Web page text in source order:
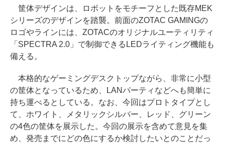
筐体デザインは、ロボットをモチーフとした既存MEK
シリーズのデザインを踏襲。前面のZOTAC GAMINGの
ロゴやラインには、ZOTACのオリジナルユーティリティ
「SPECTRA 2.0」で制御できるLEDライティング機能も
備える。
本格的なゲーミングデスクトップながら、非常に小型
の筐体となっているため、LANパーティなどへも簡単に
持ち運べるとしている。なお、今回はプロトタイプとし
て、ホワイト、メタリックシルバー、レッド、グリーン
の4色の筐体を展示した。今回の展示を含めて意見を集
め、発売までにどの色にするか検討したいとのことだっ